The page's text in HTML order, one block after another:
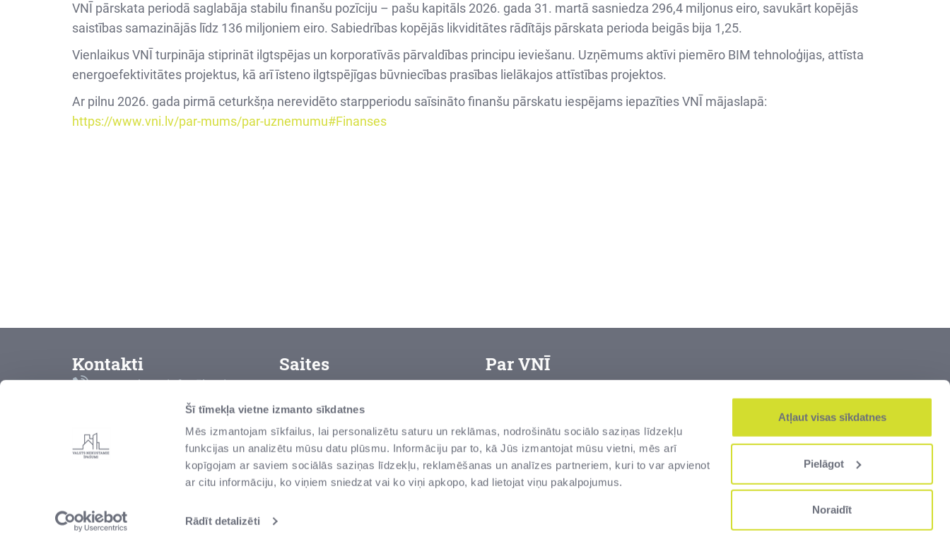
Šī tīmekļa vietne izmanto sīkdatnes
Mēs izmantojam sīkfailus, lai personalizētu saturu un reklāmas, nodrošinātu sociālo saziņas līdzekļu
funkcijas un analizētu mūsu datu plūsmu. Informāciju par to, kā Jūs izmantojat mūsu vietni, mēs arī
kopīgojam ar saviem sociālās saziņas līdzekļu, reklamēšanas un analīzes partneriem, kuri to var apvienot
ar citu informāciju, ko viņiem sniedzat vai ko viņi apkopo, kad lietojat viņu pakalpojumus.
Rādīt detalizēti
Atļaut visas sīkdatnes
Pielāgot
Noraidīt
VNĪ pārskata periodā saglabāja stabilu finanšu pozīciju – pašu kapitāls 2026. gada 31. martā sasniedza 296,4 miljonus eiro, savukārt kopējās
saistības samazinājās līdz 136 miljoniem eiro. Sabiedrības kopējās likviditātes rādītājs pārskata perioda beigās bija 1,25.
Vienlaikus VNĪ turpināja stiprināt ilgtspējas un korporatīvās pārvaldības principu ieviešanu. Uzņēmums aktīvi piemēro BIM tehnoloģijas, attīsta
energoefektivitātes projektus, kā arī īsteno ilgtspējīgas būvniecības prasības lielākajos attīstības projektos.
Ar pilnu 2026. gada pirmā ceturkšņa nerevidēto starpperiodu saīsināto finanšu pārskatu iespējams iepazīties VNĪ mājaslapā:
https://www.vni.lv/par-mums/par-uznemumu#Finanses
Kontakti
Bezmaksas info tālrunis
8000 2000
Talejas iela 1, Rīga, Latvija,
Saites
Lietošanas noteikumi
Privātuma politika
Ziņot par negodprātīgu
Par VNĪ
VAS “Valsts nekustamie īpašumi” ir lielākais Latvijas dižāko vērtību –
zemes un ēku – pārvaldītājs. Zeme un kultūrvēsturiskais mantojums,
senas un modernas ēkas, valsts robežas un muitas infrastruktūra –
tās ir valsts vērtības Latvijas cilvēkiem.